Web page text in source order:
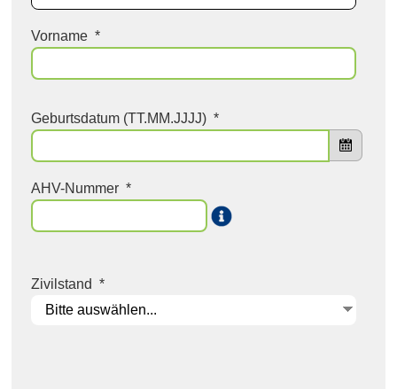
Vorname *
Geburtsdatum (TT.MM.JJJJ) *
AHV-Nummer *
i
Zivilstand *